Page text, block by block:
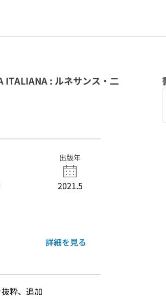
ITALIANA : ルネサンス・二
出版年
2021.5
詳細を見る
粋、追加